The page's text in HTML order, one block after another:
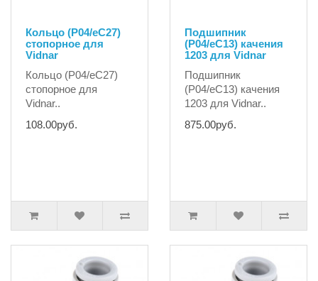
Кольцо (P04/eC27)
стопорное для
Vidnar
Кольцо (P04/eC27)
стопорное для
Vidnar..
108.00руб.
Подшипник
(P04/eC13) качения
1203 для Vidnar
Подшипник
(P04/eC13) качения
1203 для Vidnar..
875.00руб.